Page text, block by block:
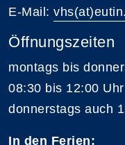
E-Mail:
Öffnungszeiten
montags bis
08:30 bis 12:00
donnerstags auch
In den Ferien: